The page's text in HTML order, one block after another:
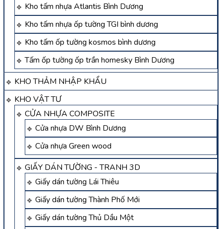
Kho tấm nhựa Atlantis Bình Dương
Kho tấm nhựa ốp tường TGI bình dương
Kho tấm ốp tường kosmos bình dương
Tấm ốp tường ốp trần homesky Bình Dương
KHO THẢM NHẬP KHẨU
KHO VẬT TƯ
CỬA NHỰA COMPOSITE
Cửa nhựa DW Bình Dương
Cửa nhựa Green wood
GIẤY DÁN TƯỜNG - TRANH 3D
Giấy dán tường Lái Thiêu
Giấy dán tường Thành Phố Mới
Giấy dán tường Thủ Dầu Một